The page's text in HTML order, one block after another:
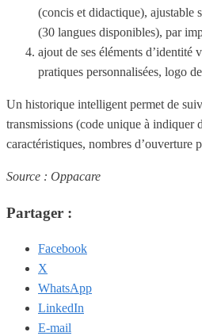
(concis et didactique), ajustable
(30 langues disponibles), par
ajout de ses éléments d’identité
pratiques personnalisées, logo
Un historique intelligent permet de
transmissions (code unique à indiquer
caractéristiques, nombres d’ouverture
Source : Oppacare
Partager :
Facebook
X
WhatsApp
LinkedIn
E-mail